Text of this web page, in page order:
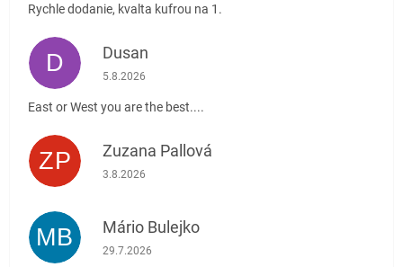
Rychle dodanie, kvalta kufrou na 1.
D Dusan
Hodnotenie obchodu je 5 z 5 hviezdičiek.
5.8.2026
East or West you are the best....
ZP Zuzana Pallová
Hodnotenie obchodu je 5 z 5 hviezdičiek.
3.8.2026
MB Mário Bulejko
Hodnotenie obchodu je 5 z 5 hviezdičiek.
29.7.2026